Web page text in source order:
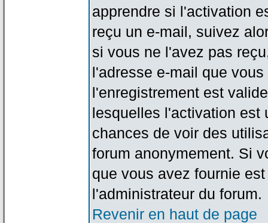
apprendre si l'activation
reçu un e-mail, suivez
si vous ne l'avez pas
l'adresse e-mail que
l'enregistrement est
lesquelles l'activation est
chances de voir des
forum anonymement. Si
que vous avez fournie
l'administrateur du forum.
Revenir en haut de page